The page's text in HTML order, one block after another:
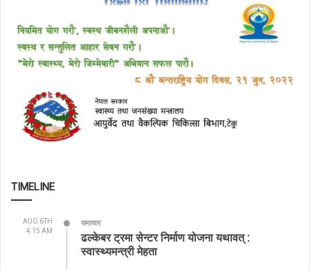
TIMELINE
AUG 6TH
4:15 AM
समाचार
ढल्केबर ट्रमा सेन्टर निर्माण योजना यथावत् :
स्वास्थ्यमन्त्री मेहता